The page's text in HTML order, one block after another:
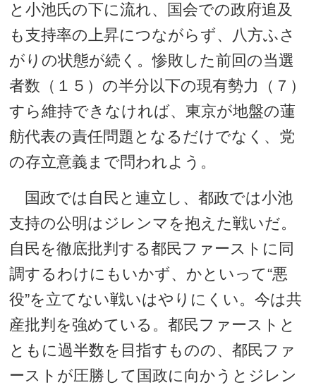
と小池氏の下に流れ、国会での政府追及
も支持率の上昇につながらず、八方ふさ
がりの状態が続く。惨敗した前回の当選
者数（１５）の半分以下の現有勢力（７）
すら維持できなければ、東京が地盤の蓮
舫代表の責任問題となるだけでなく、党
の存立意義まで問われよう。
国政では自民と連立し、都政では小池
支持の公明はジレンマを抱えた戦いだ。
自民を徹底批判する都民ファーストに同
調するわけにもいかず、かといって“悪
役”を立てない戦いはやりにくい。今は共
産批判を強めている。都民ファーストと
ともに過半数を目指すものの、都民ファ
ーストが圧勝して国政に向かうとジレン